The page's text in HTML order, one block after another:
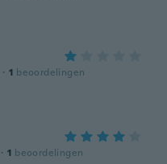
· 1 beoordelingen
· 1 beoordelingen